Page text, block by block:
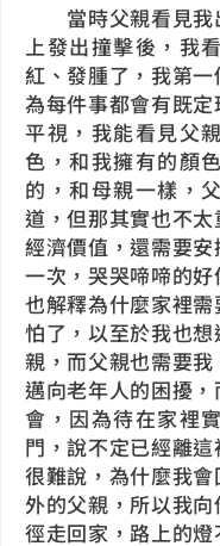
當時父親看見我
上發出撞擊後，我
紅、發腫了，我第
為每件事都會有既
平視，我能看見父
色，和我擁有的顏
的，和母親一樣，
道，但那其實也不
經濟價值，還需要
一次，哭哭啼啼的
也解釋為什麼家裡
怕了，以至於我也
親，而父親也需要
邁向老年人的困擾
會，因為待在家裡
門，說不定已經離
很難說，為什麼我
外的父親，所以我
徑走回家，路上的